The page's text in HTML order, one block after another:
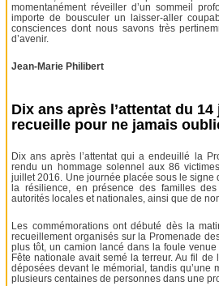
momentanément réveiller d’un sommeil
importe de bousculer un laisser-aller
consciences dont nous savons très
d’avenir.
Jean-Marie Philibert
Dix ans après l’attentat du
recueille pour ne jamais
Dix ans après l’attentat qui a endeuillé la
rendu un hommage solennel aux 86
juillet 2016. Une journée placée sous le signe
la résilience, en présence des familles
autorités locales et nationales, ainsi que de
Les commémorations ont débuté dès la
recueillement organisés sur la Promenade
plus tôt, un camion lancé dans la foule
Fête nationale avait semé la terreur. Au fil
déposées devant le mémorial, tandis qu’une
plusieurs centaines de personnes dans une